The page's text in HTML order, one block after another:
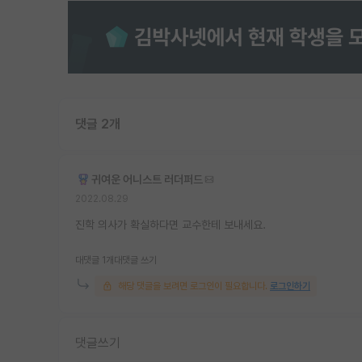
댓글 2개
귀여운 어니스트 러더퍼드
진학 의사가 확실하다면 교수한테 보내세요.
대댓글 1개 대댓글 쓰기
해당 댓글을 보려면 로그인이 필요합니다. 로그인하기
댓글쓰기